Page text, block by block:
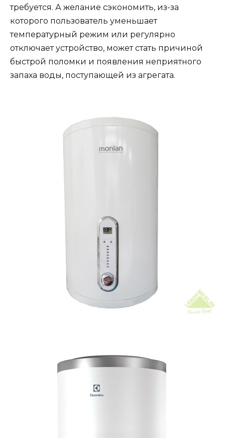
требуется. А желание сэкономить, из-за
которого пользователь уменьшает
температурный режим или регулярно
отключает устройство, может стать причиной
быстрой поломки и появления неприятного
запаха воды, поступающей из агрегата.